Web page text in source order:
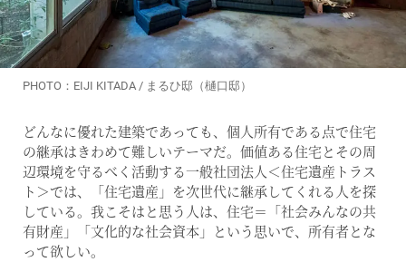
PHOTO：EIJI KITADA / まるひ邸（樋口邸）
どんなに優れた建築であっても、個人所有である点で住宅
の継承はきわめて難しいテーマだ。価値ある住宅とその周
辺環境を守るべく活動する一般社団法人＜住宅遺産トラス
ト＞では、「住宅遺産」を次世代に継承してくれる人を探
している。我こそはと思う人は、住宅＝「社会みんなの共
有財産」「文化的な社会資本」という思いで、所有者とな
って欲しい。